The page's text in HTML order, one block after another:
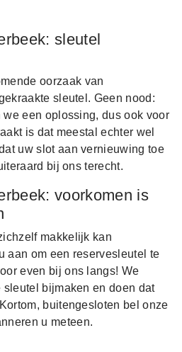
sleutel
oorzaak van
sleutel. Geen nood:
een oplossing, dus ook voor
is dat meestal echter wel
uw slot aan vernieuwing toe
bij ons terecht.
voorkomen is
makkelijk kan
aan om een reservesleutel te
even bij ons langs! We
bijmaken en doen dat
buitengesloten bel onze
u meteen.